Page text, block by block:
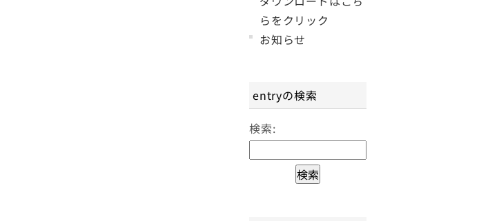
らをクリック
お知らせ
entryの検索
検索: